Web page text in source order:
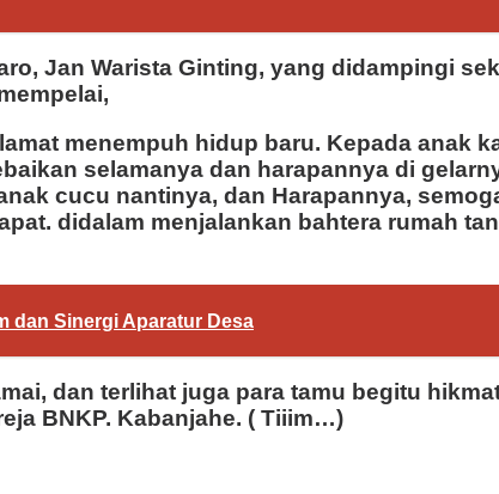
Jan Warista Ginting, yang didampingi
menempuh hidup baru. Kepada anak
selamanya dan harapannya di
cucu nantinya, dan Harapannya,
didalam menjalankan bahtera rumah
dan Sinergi Aparatur Desa
dan terlihat juga para tamu begitu
BNKP. Kabanjahe. ( Tiiim…)